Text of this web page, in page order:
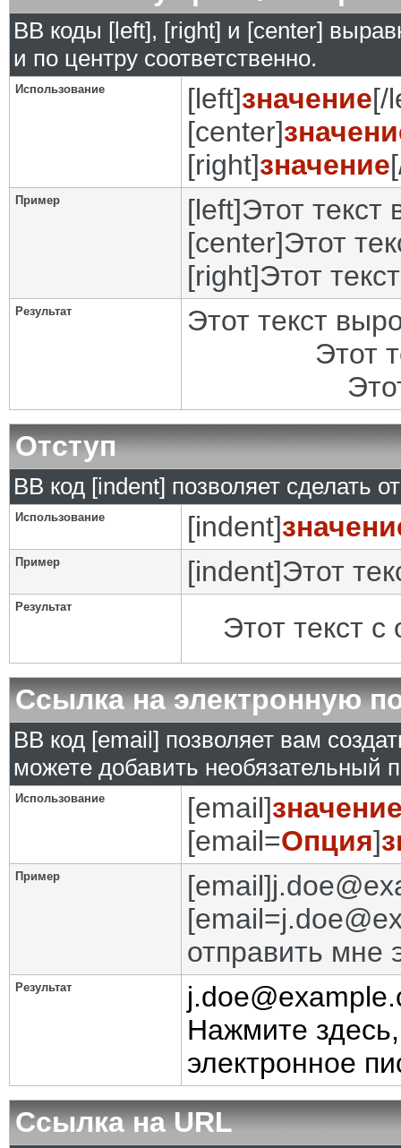
BB коды [left], [right] и [center]
и по центру соответственно.
Использование [left]значение[/
[center]
[right]значение
Пример
[left]Этот
[center]Этот
[right]Этот
Результат
Этот текст
Этот
Отступ
BB код [indent] позволяет сделать
Использование [indent]
Пример [indent]Этот
Результат
Этот текст с
Ссылка на электронную
BB код [email] позволяет вам
можете добавить необязательный
Использование [email]
[email=Опция]
Пример
отправить мне
Результат
Нажмите
электронное
Ссылка на URL